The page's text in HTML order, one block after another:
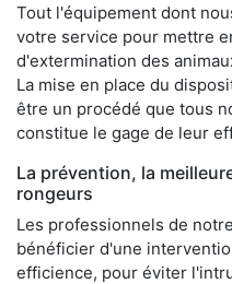
Tout l'équipement dont
votre service pour mettre
d'extermination des
La mise en place du
être un procédé que tous
constitue le gage de leur
La prévention, la
rongeurs
Les professionnels de
bénéficier d'une
efficience, pour éviter